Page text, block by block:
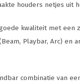
houders netjes uit
kwaliteit met
Playbar, Arc)
combinatie van